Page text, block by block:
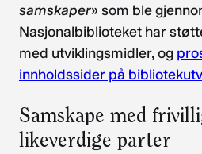
samskaper» som ble
Nasjonalbiblioteket har
med utviklingsmidler, og
innholdssider på
Samskape med
likeverdige parter